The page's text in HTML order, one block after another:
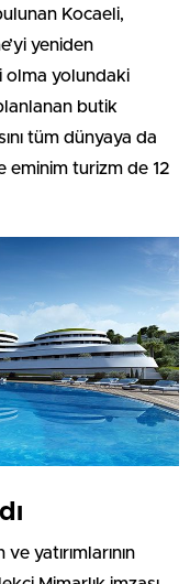
Kocaeli,
yeniden
olma yolundaki
butik
tüm dünyaya da
eminim turizm de 12
yatırımlarının